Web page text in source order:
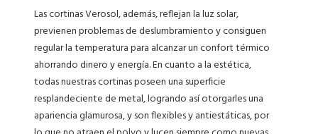
Las cortinas Verosol, además, reflejan la luz solar,
previenen problemas de deslumbramiento y consiguen
regular la temperatura para alcanzar un confort térmico
ahorrando dinero y energía. En cuanto a la estética,
todas nuestras cortinas poseen una superficie
resplandeciente de metal, logrando así otorgarles una
apariencia glamurosa, y son flexibles y antiestáticas, por